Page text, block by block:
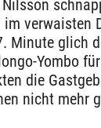
verwaisten
Minute glich
Yombo
die
nicht mehr